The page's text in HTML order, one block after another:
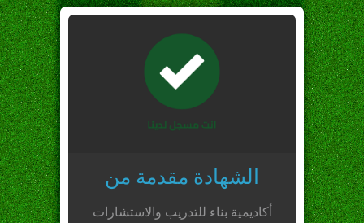
الشهادة مقدمة من
أكاديمية بناء للتدريب والاستشارات